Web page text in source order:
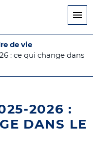
de vie
: ce qui change dans
2026 :
DANS LE